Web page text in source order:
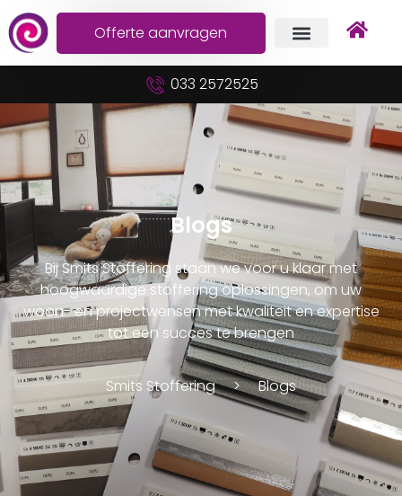
Offerte aanvragen
033 2572525
Blogs
Bij Smits Stoffering staan we voor u klaar met
hoogwaardige stoffering oplossingen, om uw
woon- en projectwensen met kwaliteit en expertise
tot een succes te brengen
Smits Stoffering Blogs